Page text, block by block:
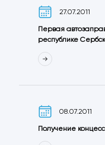
27.07.2011
Первая
республике
08.07.2011
Получение